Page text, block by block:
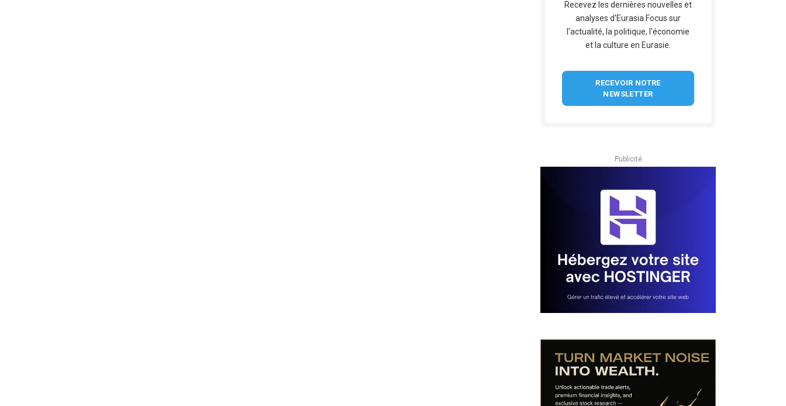
Recevez les dernières nouvelles et
analyses d'Eurasia Focus sur
l'actualité, la politique, l'économie
et la culture en Eurasie.
RECEVOIR NOTRE
NEWSLETTER
Publicité